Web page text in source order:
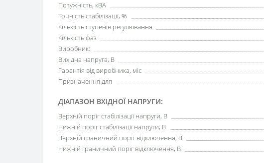
Потужність, кВА
Точність стабілізації, %
Кількість ступенів регулювання
Кількість фаз
Виробник:
Вихідна напруга, В
Гарантія від виробника, міс
Призначення для
ДІАПАЗОН ВХІДНОЇ НАПРУГИ:
Верхній поріг стабілізації напруги, В
Нижній поріг стабілізації напруги, В
Верхній граничний поріг відключення, В
Нижній граничний поріг відключення, В